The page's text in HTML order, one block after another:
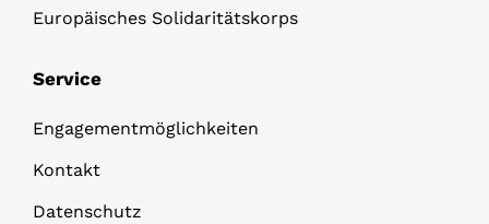
Europäisches Solidaritätskorps
Service
Engagementmöglichkeiten
Kontakt
Datenschutz